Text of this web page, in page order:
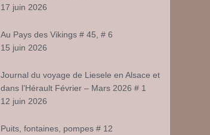
17 juin 2026
Au Pays des Vikings # 45, # 6
15 juin 2026
Journal du voyage de Liesele en Alsace et
dans l’Hérault Février – Mars 2026 # 1
12 juin 2026
Puits, fontaines, pompes # 12